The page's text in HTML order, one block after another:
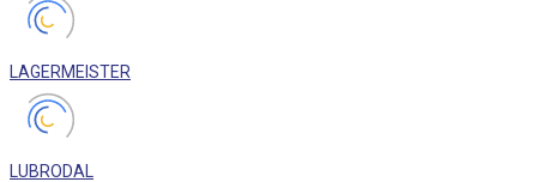
LAGERMEISTER
LUBRODAL